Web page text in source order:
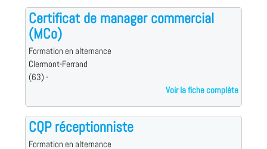
Certificat de manager commercial
(MCo)
Formation en alternance
Clermont-Ferrand
(63) -
Voir la fiche complète
CQP réceptionniste
Formation en alternance